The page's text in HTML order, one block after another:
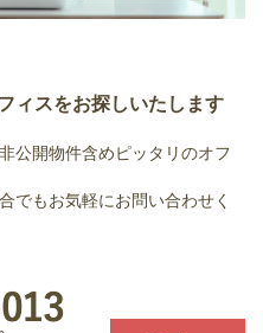
ィスをお探しいたします
公開物件含めピッタリのオフ
でもお気軽にお問い合わせく